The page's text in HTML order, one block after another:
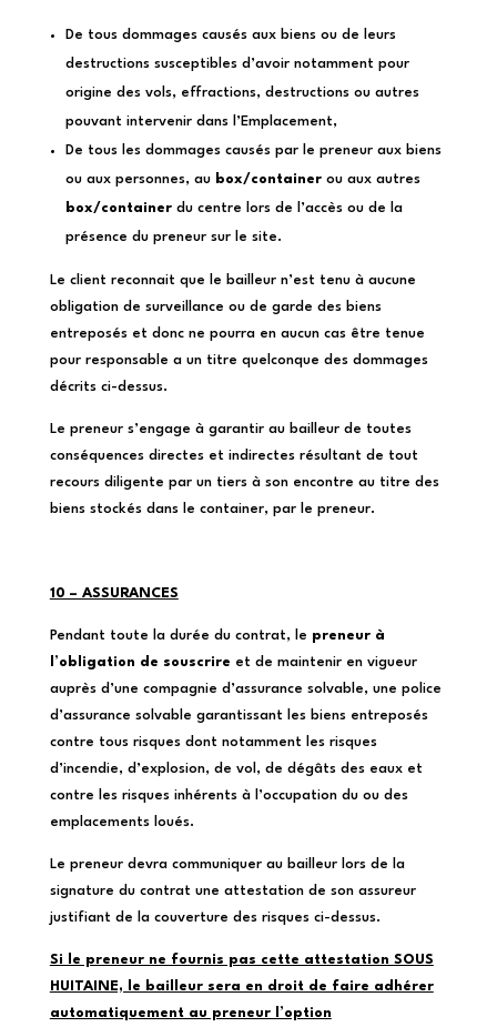
De tous dommages causés aux biens ou de leurs
destructions susceptibles d’avoir notamment pour
origine des vols, effractions, destructions ou autres
pouvant intervenir dans l’Emplacement,
De tous les dommages causés par le preneur aux biens
ou aux personnes, au box/containerou aux autres
box/containerdu centre lors de l’accès ou de la
présence du preneur sur le site.
Le client reconnait que le bailleur n’est tenu à aucune
obligation de surveillance ou de garde des biens
entreposés et donc ne pourra en aucun cas être tenue
pour responsable a un titre quelconque des dommages
décrits ci-dessus.
Le preneur s’engage à garantir au bailleur de toutes
conséquences directes et indirectes résultant de tout
recours diligente par un tiers à son encontre au titre des
biens stockés dans le container, par le preneur.
10 – ASSURANCES
Pendant toute la durée du contrat, le preneur à
l’obligation de souscrire et de maintenir en vigueur
auprès d’une compagnie d’assurance solvable, une police
d’assurance solvable garantissant les biens entreposés
contre tous risques dont notamment les risques
d’incendie, d’explosion, de vol, de dégâts des eaux et
contre les risques inhérents à l’occupation du ou des
emplacements loués.
Le preneur devra communiquer au bailleur lors de la
signature du contrat une attestation de son assureur
justifiant de la couverture des risques ci-dessus.
Si le preneur ne fournis pas cette attestation SOUS
HUITAINE, le bailleur sera en droit de faire adhérer
automatiquement au preneur l’option